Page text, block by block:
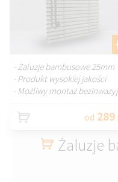
- Żaluzje bambusowe 25mm
- Produkt wysokiej jakości
- Możliwy montaż
od 289
Żaluzje